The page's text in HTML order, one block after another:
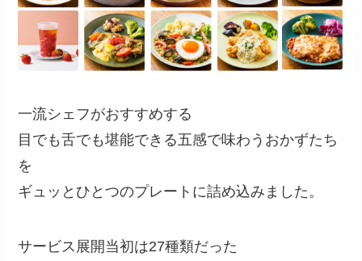
一流シェフがおすすめする
目でも舌でも堪能できる五感で味わうおかずたち
を
ギュッとひとつのプレートに詰め込みました。
サービス展開当初は27種類だった